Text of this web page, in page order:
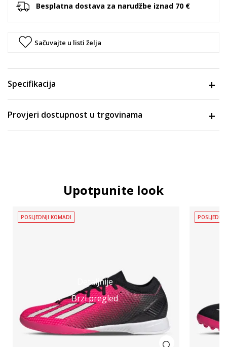
Besplatna dostava za narudžbe iznad 70 €
Sačuvajte u listi želja
Specifikacija
Provjeri dostupnost u trgovinama
Upotpunite look
Detaljnije
Brzi pregled
POSLJEDNJI KOMADI